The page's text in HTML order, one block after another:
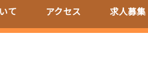
て アクセス 求人募集